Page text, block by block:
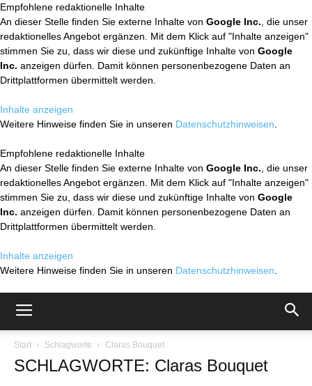
Empfohlene redaktionelle Inhalte
An dieser Stelle finden Sie externe Inhalte von Google Inc. , die unser
redaktionelles Angebot ergänzen. Mit dem Klick auf "Inhalte anzeigen"
stimmen Sie zu, dass wir diese und zukünftige Inhalte von Google
Inc. anzeigen dürfen. Damit können personenbezogene Daten an
Drittplattformen übermittelt werden.
Inhalte anzeigen
Weitere Hinweise finden Sie in unseren Datenschutzhinweisen
Empfohlene redaktionelle Inhalte
An dieser Stelle finden Sie externe Inhalte von Google Inc. , die unser
redaktionelles Angebot ergänzen. Mit dem Klick auf "Inhalte anzeigen"
stimmen Sie zu, dass wir diese und zukünftige Inhalte von Google
Inc. anzeigen dürfen. Damit können personenbezogene Daten an
Drittplattformen übermittelt werden.
Inhalte anzeigen
Weitere Hinweise finden Sie in unseren Datenschutzhinweisen
Start Schlagworte Claras Bouquet
SCHLAGWORTE: Claras Bouquet